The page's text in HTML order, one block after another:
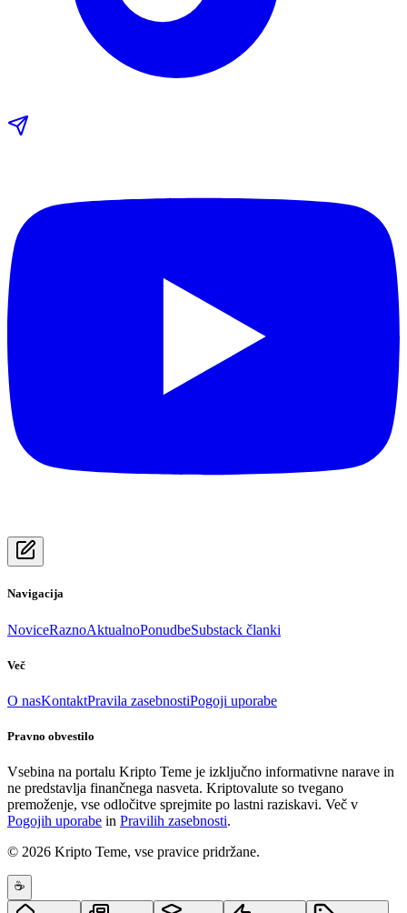
Navigacija
NoviceRaznoAktualnoPonudbeSubstack članki
Več
O nasKontaktPravila zasebnostiPogoji uporabe
Pravno obvestilo
Vsebina na portalu Kripto Teme je izključno informativne narave in
ne predstavlja finančnega nasveta. Kriptovalute so tvegano
premoženje, vse odločitve sprejmite po lastni raziskavi. Več v
Pogojih uporabe in Pravilih zasebnosti.
© 2026 Kripto Teme, vse pravice pridržane.
☕